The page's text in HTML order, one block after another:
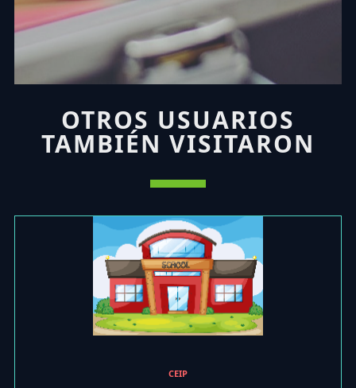
OTROS USUARIOS
TAMBIÉN VISITARON
CEIP